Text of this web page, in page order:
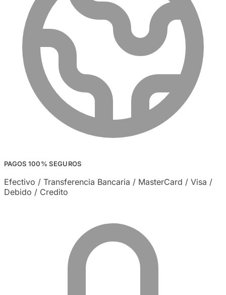
PAGOS 100% SEGUROS
Efectivo / Transferencia Bancaria / MasterCard / Visa /
Debido / Credito